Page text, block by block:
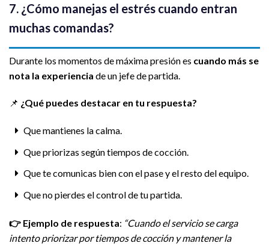
7. ¿Cómo manejas el estrés cuando entran
muchas comandas?
Durante los momentos de máxima presión es cuando más se
nota la experiencia de un jefe de partida.
📌 ¿Qué puedes destacar en tu respuesta?
Que mantienes la calma.
Que priorizas según tiempos de cocción.
Que te comunicas bien con el pase y el resto del equipo.
Que no pierdes el control de tu partida.
👉 Ejemplo de respuesta: “Cuando el servicio se carga
intento priorizar por tiempos de cocción y mantener la